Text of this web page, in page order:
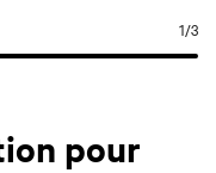
1/3
pour